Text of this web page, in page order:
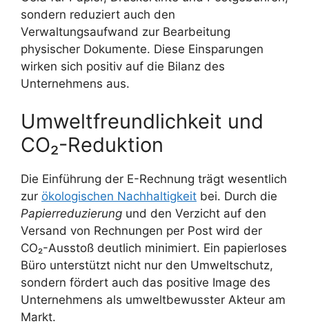
sondern reduziert auch den
Verwaltungsaufwand zur Bearbeitung
physischer Dokumente. Diese Einsparungen
wirken sich positiv auf die Bilanz des
Unternehmens aus.
Umweltfreundlichkeit und
CO₂-Reduktion
Die Einführung der E-Rechnung trägt wesentlich
zur ökologischen Nachhaltigkeit bei. Durch die
Papierreduzierung und den Verzicht auf den
Versand von Rechnungen per Post wird der
CO₂-Ausstoß deutlich minimiert. Ein papierloses
Büro unterstützt nicht nur den Umweltschutz,
sondern fördert auch das positive Image des
Unternehmens als umweltbewusster Akteur am
Markt.